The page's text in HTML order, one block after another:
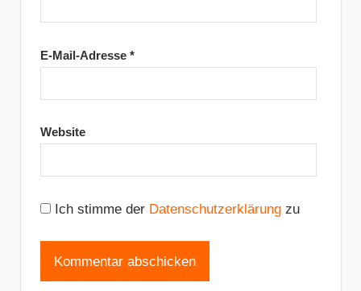
E-Mail-Adresse *
Website
Ich stimme der Datenschutzerklärungzu